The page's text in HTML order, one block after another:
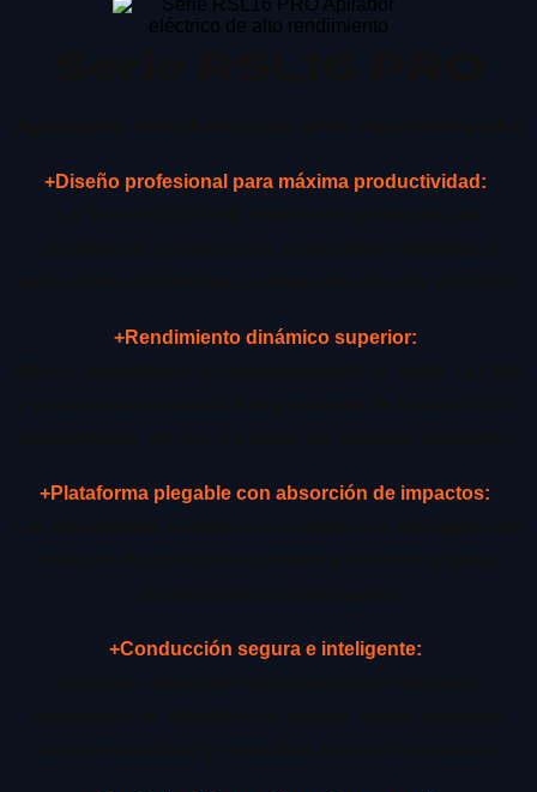
+Diseño profesional para máxima productividad:
+Rendimiento dinámico superior:
+Plataforma plegable con absorción de impactos:
+Conducción segura e inteligente: